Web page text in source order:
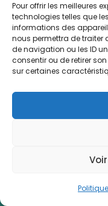
Pour offrir les meilleures
technologies telles que
informations des
nous permettra de traiter
de navigation ou les ID
consentir ou de retirer
sur certaines
Côte Atlantique
Vallée centrale
Péninsule d’Osa
Guanacaste
Observation